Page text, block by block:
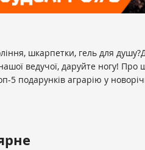
шкарпетки, гель для
ведучої, даруйте ногу! Про
5 подарунків аграрію у